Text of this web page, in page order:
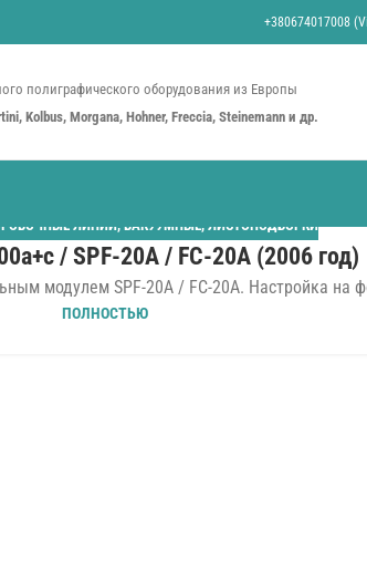
+380674017008
полиграфического оборудования из Европы
Kolbus, Morgana, Hohner, Freccia, Steinemann и др.
ЛИНИИ, ВАКУУМНЫЕ, ЛИСТОПОДБОРКИ
/ SPF-20A / FC-20A (2006 год)
модулем SPF-20A / FC-20A. Настройка на
ПОЛНОСТЬЮ